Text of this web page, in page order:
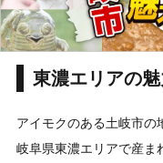
東濃エリアの
アイモクのある土岐市の
岐阜県東濃エリアで産ま